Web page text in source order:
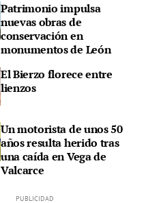
Patrimonio impulsa
nuevas obras de
conservación en
monumentos de León
El Bierzo florece entre
lienzos
Un motorista de unos 50
años resulta herido tras
una caída en Vega de
Valcarce